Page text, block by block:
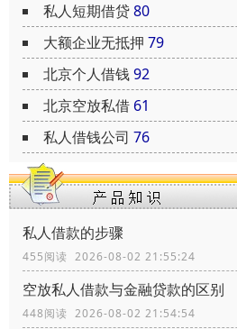
私人短期借贷80
大额企业无抵押 79
北京个人借钱92
北京空放私借 61
私人借钱公司 76
私人借款的步骤
455阅读 2026-08-02 21:55:24
空放私人借款与金融贷款的区别
448阅读 2026-08-02 21:54:54